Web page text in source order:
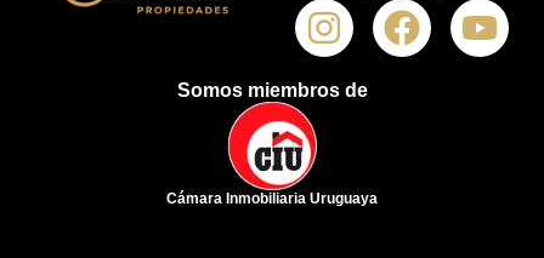
Somos miembros de
Cámara Inmobiliaria Uruguaya